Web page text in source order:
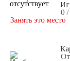
0 /
Занять это место